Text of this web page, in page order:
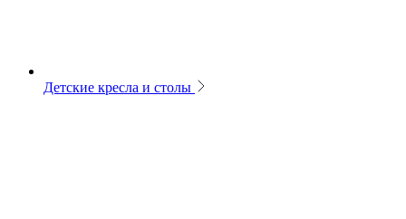
Детские кресла и столы